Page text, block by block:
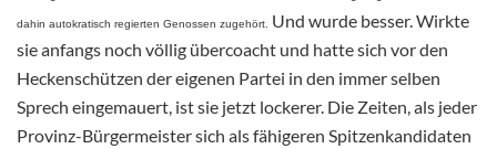
dahin autokratisch regierten Genossen zugehört. Und wurde besser. Wirkte
sie anfangs noch völlig übercoacht und hatte sich vor den
Heckenschützen der eigenen Partei in den immer selben
Sprech eingemauert, ist sie jetzt lockerer. Die Zeiten, als jeder
Provinz-Bürgermeister sich als fähigeren Spitzenkandidaten